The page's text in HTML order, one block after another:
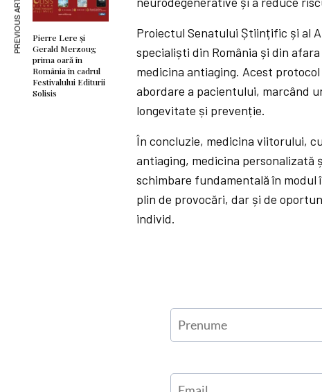
Pierre Lere și
Gerald Merzoug
prima oară în
România în cadrul
Festivalului Editurii
Solisis
Proiectul Senatului Științific și al
specialiști din România și din
medicina antiaging. Acest
abordare a pacientului, marcând
longevitate și prevenție.
În concluzie, medicina viitorului,
antiaging, medicina personalizată
schimbare fundamentală în modul
plin de provocări, dar și de
individ.
PREVIOUS ARTICLE